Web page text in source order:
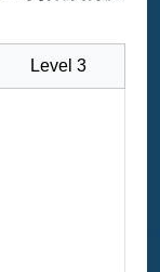
Level 3